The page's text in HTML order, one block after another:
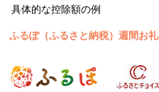
具体的な控除額の例
ふるぽ（ふるさと納税）週間お